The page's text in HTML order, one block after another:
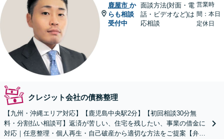
鹿屋市 か
らも相談
受付中
面談方法(対面・電
話・ビデオなど)は
応相談
営業時
間：本日
定休日
クレジット会社の債務整理
【九州・沖縄エリア対応】【鹿児島中央駅2分】【初回相談30分無
料・分割払い相談可】返済が苦しい、住宅を残したい、事業の借金に
対応｜任意整理・個人再生・自己破産から適切な方法をご提案【弁護